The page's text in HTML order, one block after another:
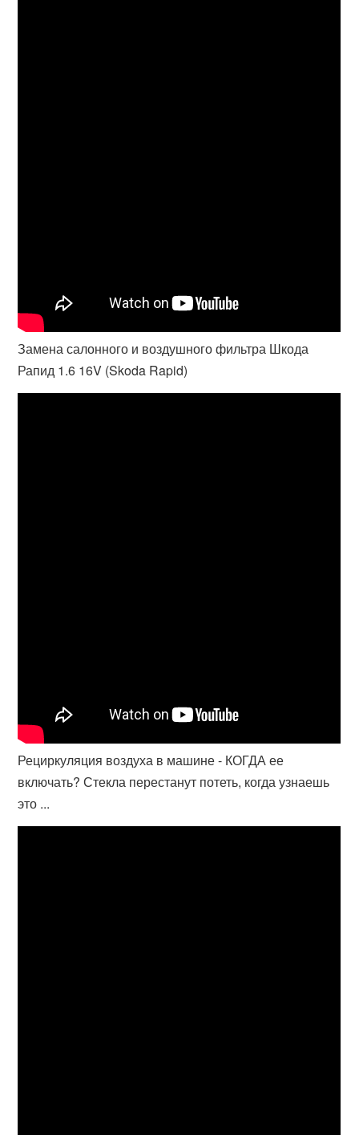
Замена салонного и воздушного фильтра Шкода
Рапид 1.6 16V (Skoda Rapid)
Рециркуляция воздуха в машине - КОГДА ее
включать? Стекла перестанут потеть, когда узнаешь
это ...